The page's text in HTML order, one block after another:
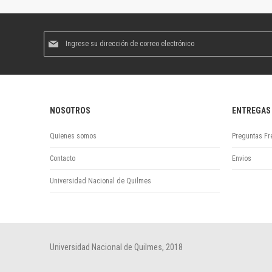
boletín
NOSOTROS
Quienes somos
Contacto
Universidad Nacional de Quilmes
ENTREGAS
Preguntas
Envios
Universidad Nacional de Quilmes, 2018